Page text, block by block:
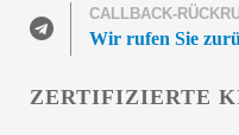
CALLBACK-
Wir rufen Sie
ZERTIFIZIERTE